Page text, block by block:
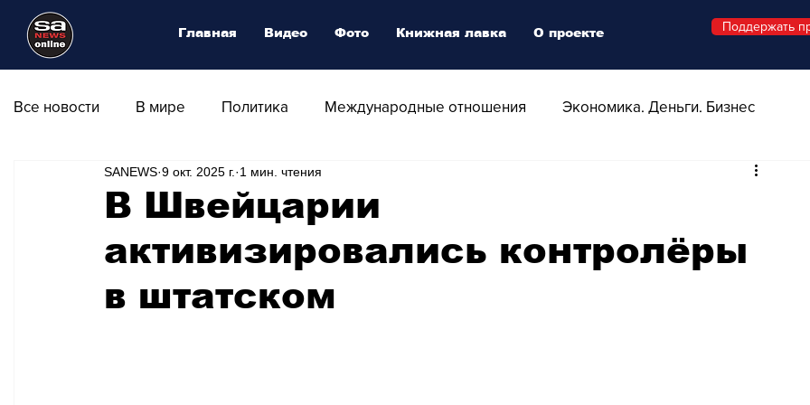
Все новости В мире Политика Международные отношения Экономика. Деньги. Бизнес
Общество Армия Аналитика
Транспорт Культура Магия искусства Swiss Афиша Стиль Стильный четверг
В Швейцарии
активизировались контролёры
в штатском
SANEWS 9 окт. 2025 г. 1 мин. чтения
Главная Видео Фото Книжная лавка О проекте Поддержать